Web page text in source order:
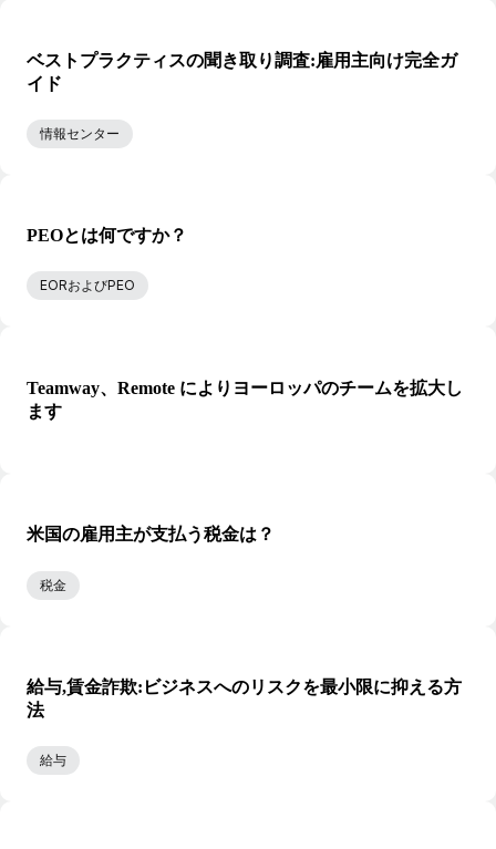
ベストプラクティスの聞き取り調査:雇用主向け完全ガ
イド
情報センター
PEOとは何ですか？
EORおよびPEO
Teamway、Remote によりヨーロッパのチームを拡大し
ます
米国の雇用主が支払う税金は？
税金
給与,賃金詐欺:ビジネスへのリスクを最小限に抑える方
法
給与